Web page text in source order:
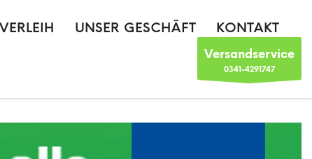
VERLEIH UNSER GESCHÄFT KONTAKT
Versandservice
0341-4291747